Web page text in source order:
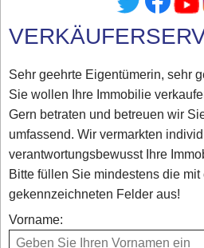
Sehr geehrte Eigentümerin, sehr
Sie wollen Ihre Immobilie
Gern betraten und betreuen wir
umfassend. Wir vermarkten
verantwortungsbewusst Ihre
Bitte füllen Sie mindestens die mit
gekennzeichneten Felder aus!
Vorname: